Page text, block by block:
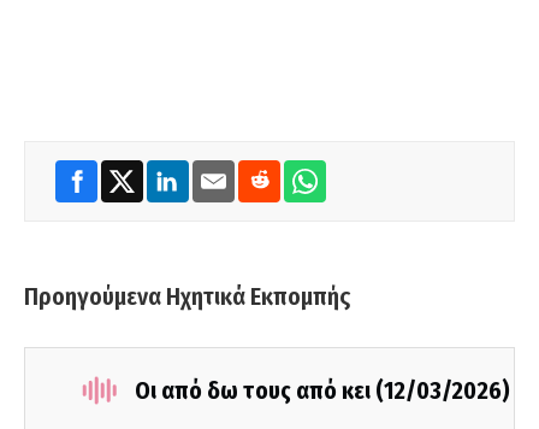
Προηγούμενα Ηχητικά Εκπομπής
Οι από δω τους από κει (12/03/2026)